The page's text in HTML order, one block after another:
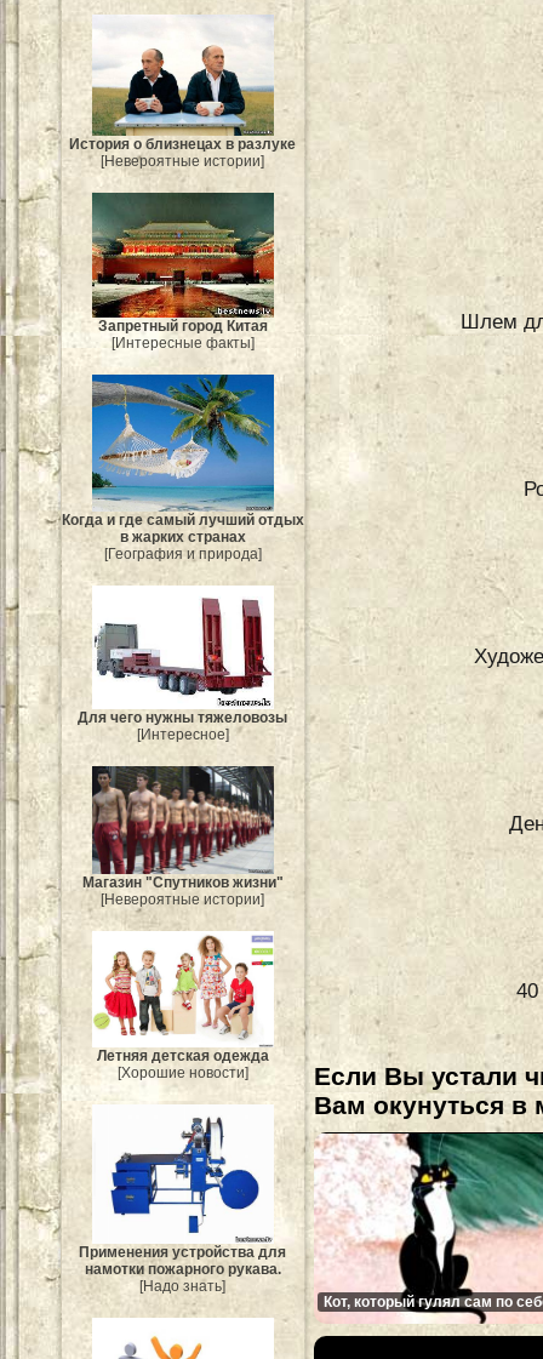
История о близнецах в разлуке
[Невероятные истории]
Запретный город Китая
[Интересные факты]
Когда и где самый лучший отдых
в жарких странах
[География и природа]
Для чего нужны тяжеловозы
[Интересное]
Магазин "Спутников жизни"
[Невероятные истории]
Летняя детская одежда
[Хорошие новости]
Применения устройства для
намотки пожарного рукава.
[Надо знать]
Шлем
Если Вы устали
Вам окунуться в
Кот, который гулял сам по